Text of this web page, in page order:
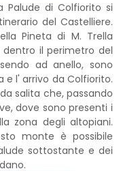
di Colfiorito si
del Castelliere.
Pineta di M. Trella
il perimetro del
ad anello, sono
e l' arrivo da Colfiorito.
salita che, passando
dove sono presenti i
zona degli altopiani.
monte è possibile
sottostante e dei